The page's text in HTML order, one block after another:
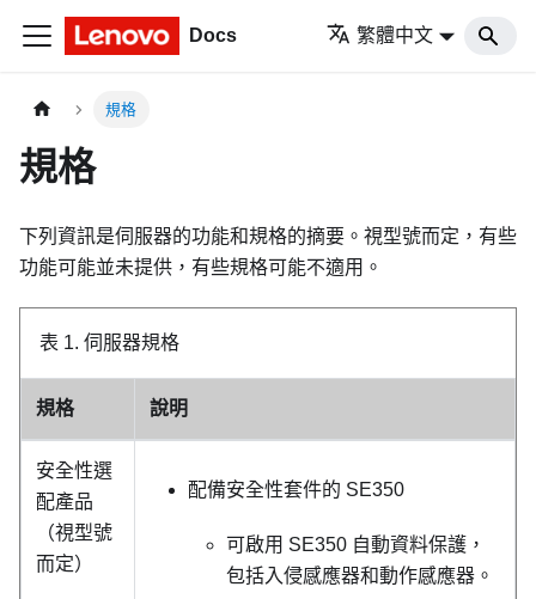
Docs 繁體中文
規格
規格
下列資訊是伺服器的功能和規格的摘要。視型號而定，有些
功能可能並未提供，有些規格可能不適用。
表 1. 伺服器規格
規格 說明
安全性選
配產品
（視型號
而定）
配備安全性套件的 SE350
可啟用 SE350 自動資料保護，
包括入侵感應器和動作感應器。